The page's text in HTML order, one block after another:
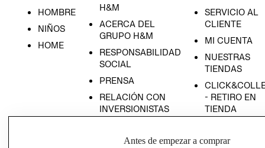
HOMBRE
NIÑOS
HOME
H&M
ACERCA DEL
GRUPO H&M
RESPONSABILIDAD
SOCIAL
PRENSA
RELACIÓN CON
INVERSIONISTAS
EMPRESARIAL
SERVICIO AL
CLIENTE
MI CUENTA
NUESTRAS
TIENDAS
- RETIRO EN
TIENDA
CONDICIONES
Antes de empezar a comprar